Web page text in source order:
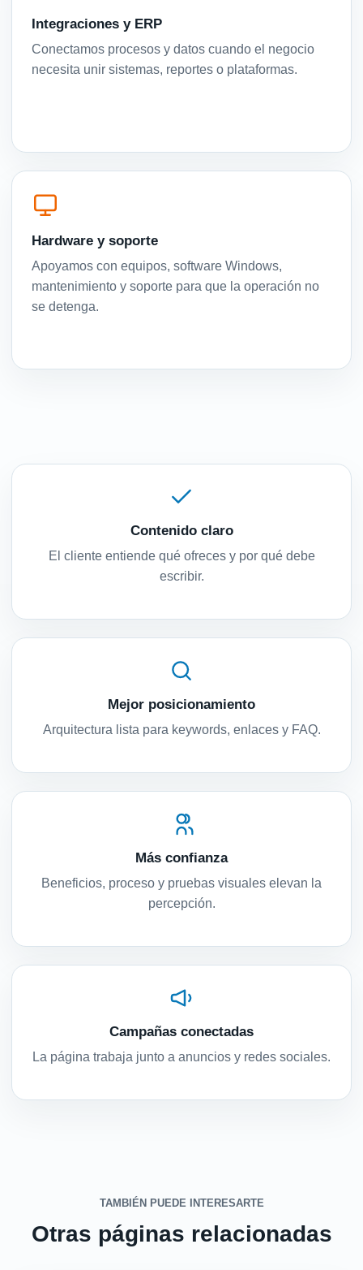
Integraciones y ERP
Conectamos procesos y datos cuando el negocio
necesita unir sistemas, reportes o plataformas.
Hardware y soporte
Apoyamos con equipos, software Windows,
mantenimiento y soporte para que la operación no
se detenga.
Contenido claro
El cliente entiende qué ofreces y por qué debe
escribir.
Mejor posicionamiento
Arquitectura lista para keywords, enlaces y FAQ.
Más confianza
Beneficios, proceso y pruebas visuales elevan la
percepción.
Campañas conectadas
La página trabaja junto a anuncios y redes sociales.
TAMBIÉN PUEDE INTERESARTE
Otras páginas relacionadas